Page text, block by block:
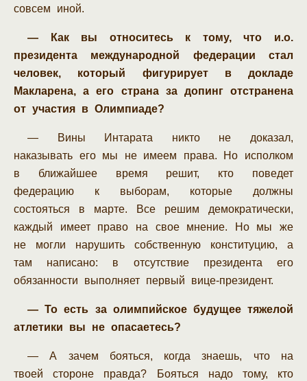
совсем иной.
— Как вы относитесь к тому, что и.о.
президента международной федерации стал
человек, который фигурирует в докладе
Макларена, а его страна за допинг отстранена
от участия в Олимпиаде?
— Вины Интарата никто не доказал,
наказывать его мы не имеем права. Но исполком
в ближайшее время решит, кто поведет
федерацию к выборам, которые должны
состояться в марте. Все решим демократически,
каждый имеет право на свое мнение. Но мы же
не могли нарушить собственную конституцию, а
там написано: в отсутствие президента его
обязанности выполняет первый вице-президент.
— То есть за олимпийское будущее тяжелой
атлетики вы не опасаетесь?
— А зачем бояться, когда знаешь, что на
твоей стороне правда? Бояться надо тому, кто